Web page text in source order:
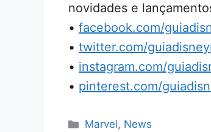
novidades e
• facebook.com/
• twitter.com/
• instagram.com/
• pinterest.com/
Categorias
Marvel, News